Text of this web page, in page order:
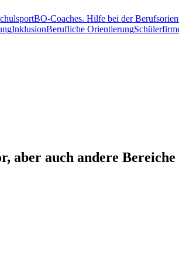
BO-Coaches. Hilfe bei der
InklusionBerufliche Orientierung
aber auch andere